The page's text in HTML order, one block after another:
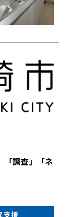
「調査」「ネ
支援